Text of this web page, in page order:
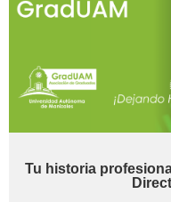
Tu historia